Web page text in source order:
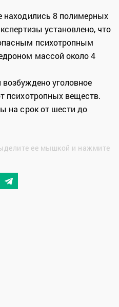
находились 8 полимерных
установлено, что
психотропным
массой около 4
уголовное
психотропных веществ.
на срок от шести до
ее мышкой и нажмите